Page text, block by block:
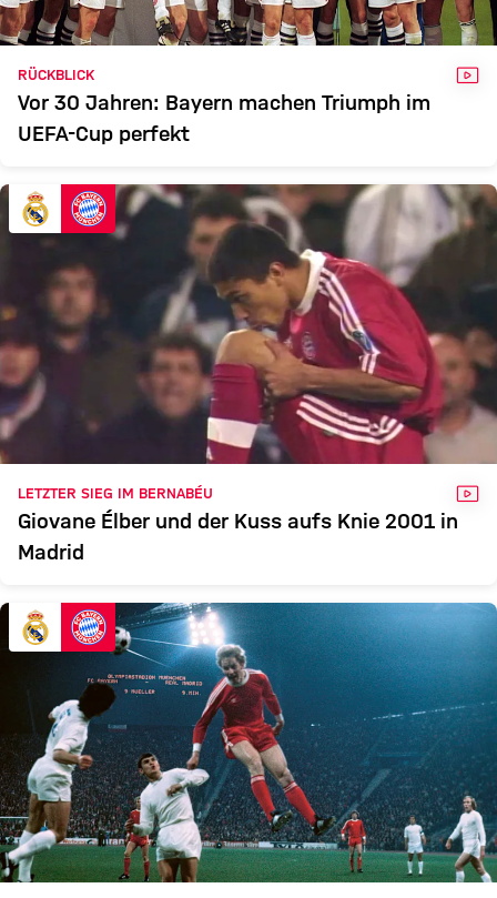
RÜCKBLICK
Vor 30 Jahren: Bayern machen Triumph im
UEFA-Cup perfekt
LETZTER SIEG IM BERNABÉU
Giovane Élber und der Kuss aufs Knie 2001 in
Madrid